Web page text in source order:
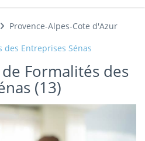
Provence-Alpes-Cote d'Azur
des Entreprises Sénas
de Formalités des
(13)